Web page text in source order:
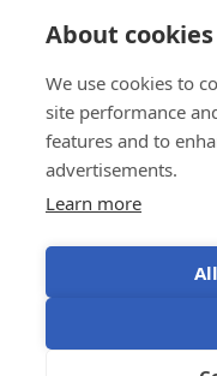
About
We use cookies to
site performance
features and to
advertisements.
Learn more
Politika